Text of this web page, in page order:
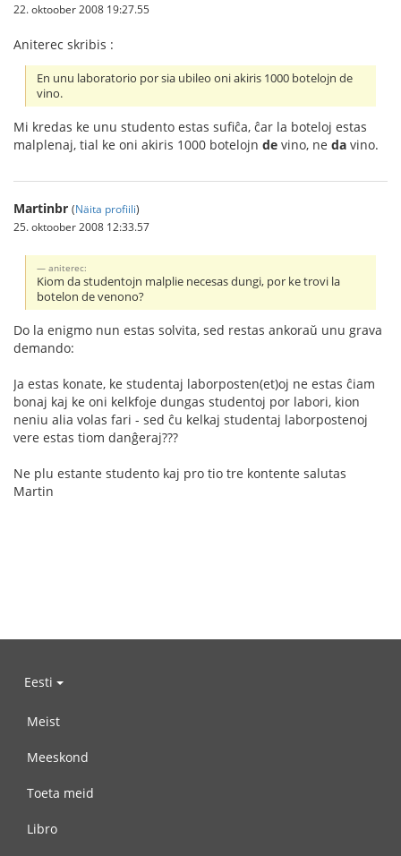
22. oktoober 2008 19:27.55
Aniterec skribis :
En unu laboratorio por sia ubileo oni akiris 1000 botelojn de
vino.
Mi kredas ke unu studento estas sufiĉa, ĉar la boteloj estas
malplenaj, tial ke oni akiris 1000 botelojn de vino, ne da vino.
Martinbr (Näita profiili)
25. oktoober 2008 12:33.57
aniterec:
Kiom da studentojn malplie necesas dungi, por ke trovi la
botelon de venono?
Do la enigmo nun estas solvita, sed restas ankoraŭ unu grava
demando:
Ja estas konate, ke studentaj laborposten(et)oj ne estas ĉiam
bonaj kaj ke oni kelkfoje dungas studentoj por labori, kion
neniu alia volas fari - sed ĉu kelkaj studentaj laborpostenoj
vere estas tiom danĝeraj???
Ne plu estante studento kaj pro tio tre kontente salutas
Martin
Eesti
Meist
Meeskond
Toeta meid
Libro